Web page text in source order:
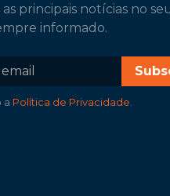
as principais notícias no
informado.
a Política de Privacidade